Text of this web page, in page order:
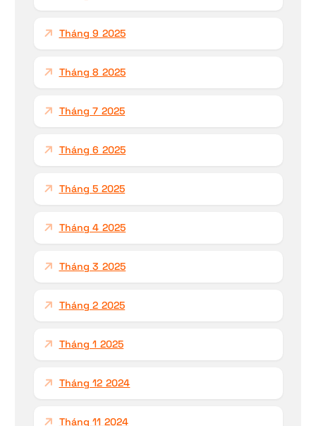
Tháng 9 2025
Tháng 8 2025
Tháng 7 2025
Tháng 6 2025
Tháng 5 2025
Tháng 4 2025
Tháng 3 2025
Tháng 2 2025
Tháng 1 2025
Tháng 12 2024
Tháng 11 2024